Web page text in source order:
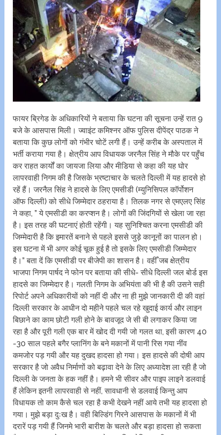
फायर ब्रिगेड के अधिकारियों ने बताया कि घटना की सूचना उन्‍हें रात 9
बजे के आसपास मिली। ज्वाइंट कमिश्नर ऑफ पुलिस दीपेंद्र पाठक ने
बताया कि कुछ लोगों को गंभीर चोटें लगी हैं। उन्हें करीब के अस्पताल में
भर्ती कराया गया है। क्षेत्रीय आप विधायक जरनैल सिंह ने मौके पर पहुँच
कर राहत कार्यों का जायजा लिया और मीडिया से कहा की यह घोर
लापरवाही निगम की है जिसके भ्रष्टाचार के चलते दिल्ली में यह हादसे हो
रहें हैं। जरनैल सिंह ने हादसे के लिए एमसीडी (म्युनिसिपल कॉर्पोशन
ऑफ दिल्ली) को सीधे जिम्मेदार ठहराया है। तिलक नगर से एमएलए सिंह
ने कहा, ” ये एमसीडी का करप्शन है। लोगों की जिंदगियों से खेला जा रहा
है। इस तरह की घटनाएं होती रहेंगी। यह सुनिश्चित करना एमसीडी की
जिम्मेदारी है कि इमारतें बनाने से पहले इससे जुड़े कानूनों का पालन हो।
इस घटना में भी अगर कोई चूक हुई है तो इसके लिए एमसीडी जिम्मेदार
है।” बता दें कि एमसीडी पर बीजेपी का शासन है। वहीँ जब क्षेत्रीय
भाजपा निगम पार्षद ने फोन पर बताया की सीधे- सीधे दिल्ली जल बोर्ड इस
हादसे का जिम्मेदार है। गलती निगम के अभियंता की भी है की उसने सही
रिपोर्ट अपने अधिकारीयों को नहीं दी और ना ही मुझे जानकारी दी की वहां
दिल्ली सरकार के आधीन दो महीने पहले चल रहे खुदाई कार्य और लाइन
बिछाने का काम छोटी गली होने के बावजूद जे सी बी लगाकर किया जा
रहा है और पूरी गली एक बार में खोद दी गयी जो गलत था, इसी कारण 40
-30 साल पहले बगैर प्लानिंग के बने मकानों में पानी रिस गया नींव
कमजोर पड़ गयी और यह दुखद हादसा हो गया। इस हादसे की दोषी आप
सरकार है जो अवैध निर्माणों को बढ़ावा देने के लिए अध्यादेश ला रही है जो
दिल्ली के जनता के हक नहीं है। हमने भी सीवर और पाइप लाइने डलवाई
हैं लेकिन इतनी लापरवाही से नहीं, सावधानी से डलवाई किन्तु आप
विधायक तो काम कैसे चल रहा है कभी देखने नहीं आये तभी यह हादसा हो
गया। मुझे बड़ा दुःख है। वही बिल्डिंग गिरने आसपास के मकानों में भी
दरारें पड़ गयी हैं जिनमे भारी बारीश के चलते और बड़ा हादसा हो सकता